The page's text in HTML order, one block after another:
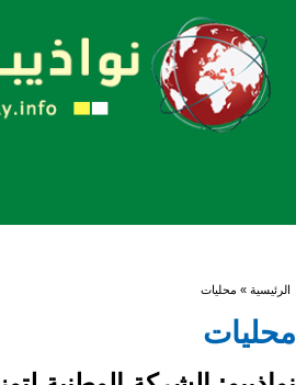
أنت هنا
الرئيسية » محليات
محليات